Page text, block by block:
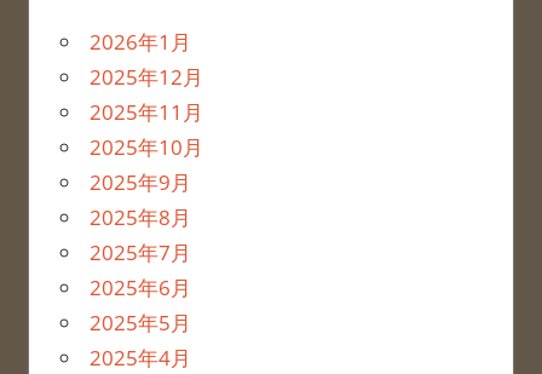
2026年1月
2025年12月
2025年11月
2025年10月
2025年9月
2025年8月
2025年7月
2025年6月
2025年5月
2025年4月